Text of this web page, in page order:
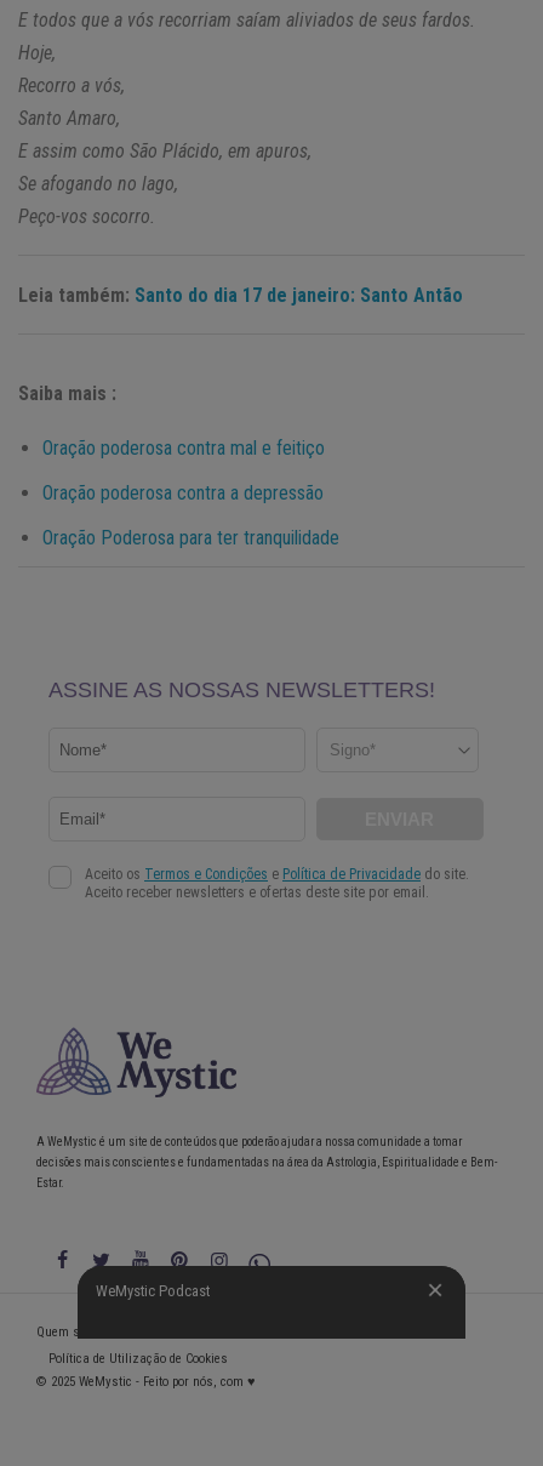
E todos que a vós recorriam saíam aliviados de seus fardos.
Hoje,
Recorro a vós,
Santo Amaro,
E assim como São Plácido, em apuros,
Se afogando no lago,
Peço-vos socorro.
Leia também: Santo do dia 17 de janeiro: Santo Antão
Saiba mais :
Oração poderosa contra mal e feitiço
Oração poderosa contra a depressão
Oração Poderosa para ter tranquilidade
WeMystic Podcast
A WeMystic é um site de conteúdos que poderão ajudar a nossa comunidade a tomar
decisões mais conscientes e fundamentadas na área da Astrologia, Espiritualidade e Bem-
Estar.
WeMystic Podcast
Quem somos
Política de Utilização de Cookies
© 2025 WeMystic - Feito por nós, com ♥